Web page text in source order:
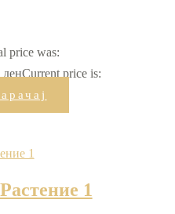
price was:
денCurrent price is:
1